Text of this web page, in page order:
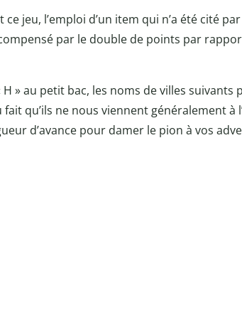
jeu, l’emploi d’un item qui n’a été cité
par le double de points par
» au petit bac, les noms de villes suivants
qu’ils ne nous viennent généralement à
d’avance pour damer le pion à vos